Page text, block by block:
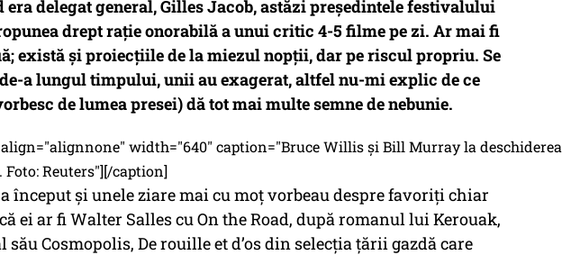
era delegat general, Gilles Jacob, astăzi președintele festivalului
drept rație onorabilă a unui critic 4-5 filme pe zi. Ar mai fi
există și proiecțiile de la miezul nopții, dar pe riscul propriu. Se
de-a lungul timpului, unii au exagerat, altfel nu-mi explic de ce
de lumea presei) dă tot mai multe semne de nebunie.
width="640" caption="Bruce Willis şi Bill Murray la deschiderea
Reuters"][/caption]
început și unele ziare mai cu moț vorbeau despre favoriți chiar
ei ar fi Walter Salles cu On the Road, după romanul lui Kerouak,
său Cosmopolis, De rouille et d’os din selecția țării gazdă care